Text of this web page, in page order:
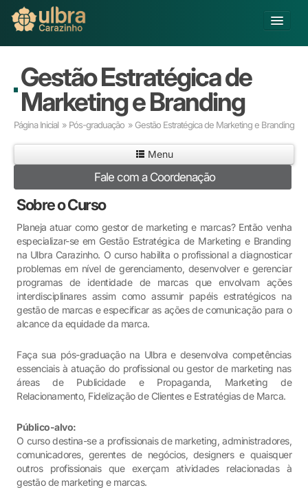
Buscar
Já sou Aluno
Educação Básica
Pós-graduação
Pesquisa
Extensão
Infraestrutura e Serviços
Inovação
Sobre a ULBRA
Gestão Estratégica de
Marketing e Branding
Página Inicial » Pós-graduação » Gestão Estratégica de Marketing e Branding
Menu
Fale com a Coordenação
Sobre o Curso
Planeja atuar como gestor de marketing e marcas? Então venha
especializar-se em Gestão Estratégica de Marketing e Branding
na Ulbra Carazinho. O curso habilita o profissional a diagnosticar
problemas em nível de gerenciamento, desenvolver e gerenciar
programas de identidade de marcas que envolvam ações
interdisciplinares assim como assumir papéis estratégicos na
gestão de marcas e especificar as ações de comunicação para o
alcance da equidade da marca.
Faça sua pós-graduação na Ulbra e desenvolva competências
essenciais à atuação do profissional ou gestor de marketing nas
áreas de Publicidade e Propaganda, Marketing de
Relacionamento, Fidelização de Clientes e Estratégias de Marca.
Público-alvo:
O curso destina-se a profissionais de marketing, administradores,
comunicadores, gerentes de negócios, designers e quaisquer
outros profissionais que exerçam atividades relacionadas à
gestão de marketing e marcas.